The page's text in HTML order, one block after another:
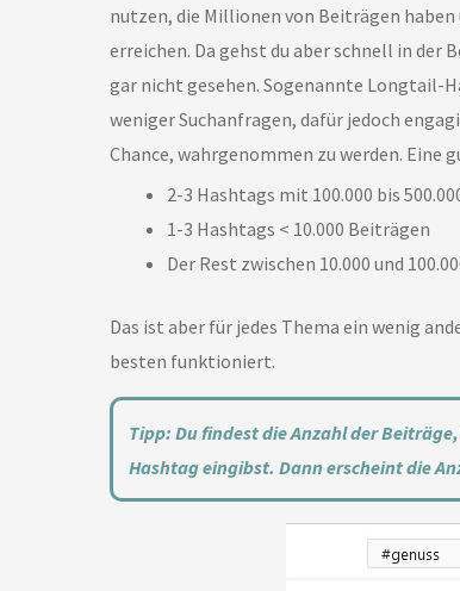
nutzen, die Millionen von Beiträgen
erreichen. Da gehst du aber schnell in
gar nicht gesehen. Sogenannte Longtail-
weniger Suchanfragen, dafür jedoch
Chance, wahrgenommen zu werden. Eine
2-3 Hashtags mit 100.000 bis
1-3 Hashtags < 10.000 Beiträgen
Der Rest zwischen 10.000 und
Das ist aber für jedes Thema ein wenig
besten funktioniert.
Tipp: Du findest die Anzahl der
Hashtag eingibst. Dann erscheint die